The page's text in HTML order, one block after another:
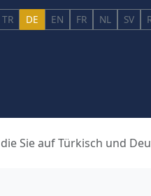
TR DE EN FR NL SV
Sie auf Türkisch und